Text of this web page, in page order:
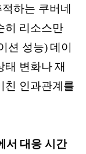
하는 쿠버네
히 리소스만
션 성능) 데이
태 변화나 재
친 인과관계를
서 대응 시간